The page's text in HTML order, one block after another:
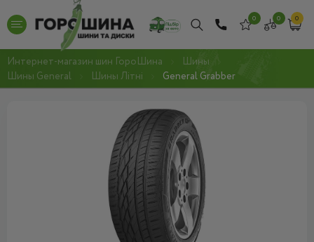
0 0 0
Интернет-магазин шин ГороШина
Шины
Шины General
Шины Літні General Grabber